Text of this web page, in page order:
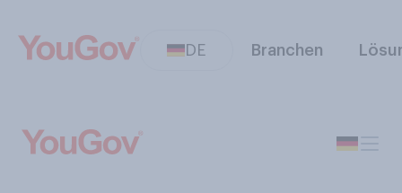
DE Branchen